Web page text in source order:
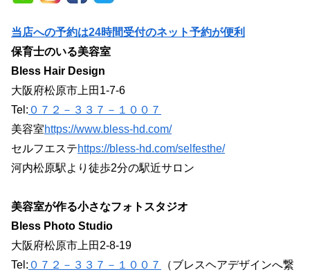
当店への予約は24時間受付のネット予約が便利
保育士のいる美容室
Bless Hair Design
大阪府松原市上田1-7-6
Tel: ０７２－３３７－１００７
美容室https://www.bless-hd.com/
セルフエステhttps://bless-hd.com/selfesthe/
河内松原駅より徒歩2分の駅近サロン
美容室が作る小さなフォトスタジオ
Bless Photo Studio
大阪府松原市上田2-8-19
Tel: ０７２－３３７－１００７
（ブレスヘアデザインへ繋